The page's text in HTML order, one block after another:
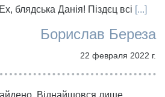
блядська Данія! Піздєц всі [...]
Борислав Береза
22 февраля 2022 г.
Віднайшовся лише